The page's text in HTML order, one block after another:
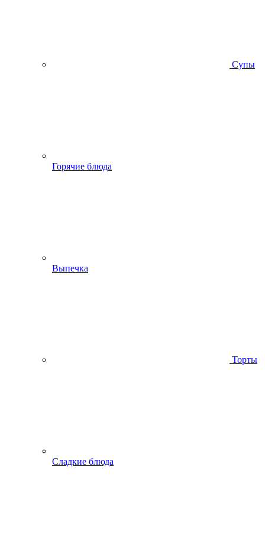
Супы
Горячие блюда
Выпечка
Торты
Сладкие блюда